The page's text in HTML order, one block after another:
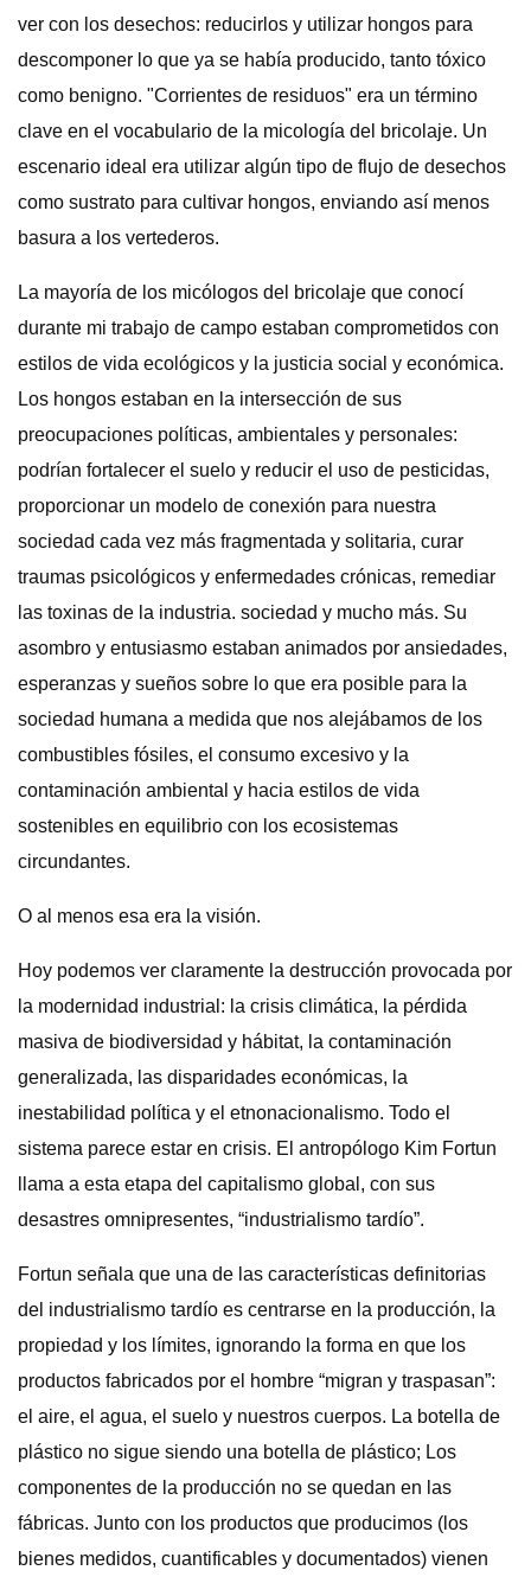
ver con los desechos: reducirlos y utilizar hongos para
descomponer lo que ya se había producido, tanto tóxico
como benigno. "Corrientes de residuos" era un término
clave en el vocabulario de la micología del bricolaje. Un
escenario ideal era utilizar algún tipo de flujo de desechos
como sustrato para cultivar hongos, enviando así menos
basura a los vertederos.
La mayoría de los micólogos del bricolaje que conocí
durante mi trabajo de campo estaban comprometidos con
estilos de vida ecológicos y la justicia social y económica.
Los hongos estaban en la intersección de sus
preocupaciones políticas, ambientales y personales:
podrían fortalecer el suelo y reducir el uso de pesticidas,
proporcionar un modelo de conexión para nuestra
sociedad cada vez más fragmentada y solitaria, curar
traumas psicológicos y enfermedades crónicas, remediar
las toxinas de la industria. sociedad y mucho más. Su
asombro y entusiasmo estaban animados por ansiedades,
esperanzas y sueños sobre lo que era posible para la
sociedad humana a medida que nos alejábamos de los
combustibles fósiles, el consumo excesivo y la
contaminación ambiental y hacia estilos de vida
sostenibles en equilibrio con los ecosistemas
circundantes.
O al menos esa era la visión.
Hoy podemos ver claramente la destrucción provocada por
la modernidad industrial: la crisis climática, la pérdida
masiva de biodiversidad y hábitat, la contaminación
generalizada, las disparidades económicas, la
inestabilidad política y el etnonacionalismo. Todo el
sistema parece estar en crisis. El antropólogo Kim Fortun
llama a esta etapa del capitalismo global, con sus
desastres omnipresentes, “industrialismo tardío”.
Fortun señala que una de las características definitorias
del industrialismo tardío es centrarse en la producción, la
propiedad y los límites, ignorando la forma en que los
productos fabricados por el hombre “migran y traspasan”:
el aire, el agua, el suelo y nuestros cuerpos. La botella de
plástico no sigue siendo una botella de plástico; Los
componentes de la producción no se quedan en las
fábricas. Junto con los productos que producimos (los
bienes medidos, cuantificables y documentados) vienen